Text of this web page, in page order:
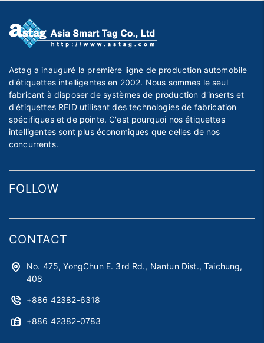
Astag a inauguré la première ligne de production automobile
d'étiquettes intelligentes en 2002. Nous sommes le seul
fabricant à disposer de systèmes de production d'inserts et
d'étiquettes RFID utilisant des technologies de fabrication
spécifiques et de pointe. C'est pourquoi nos étiquettes
intelligentes sont plus économiques que celles de nos
concurrents.
FOLLOW
CONTACT
No. 475, YongChun E. 3rd Rd., Nantun Dist., Taichung,
408
+886 42382-6318
+886 42382-0783